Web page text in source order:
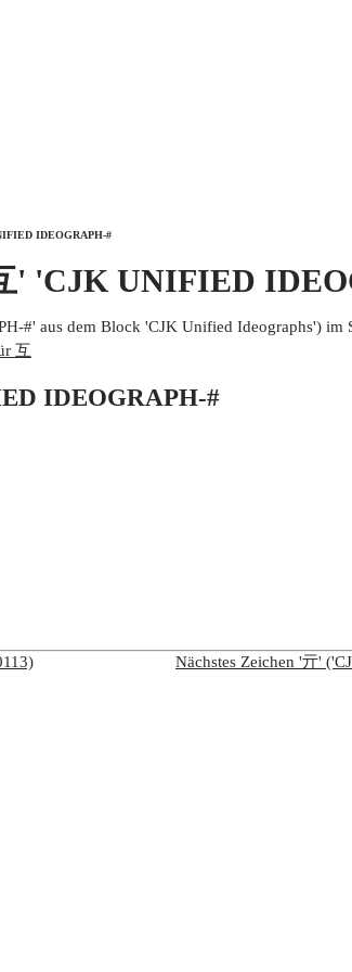
IDEOGRAPH-#
' 'CJK UNIFIED
#' aus dem Block 'CJK Unified Ideographs') im
互
IDEOGRAPH-#
Nächstes Zeichen '亓'